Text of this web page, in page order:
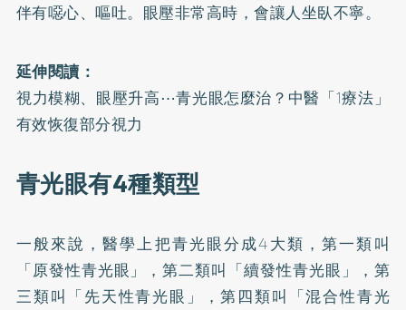
伴有噁心、嘔吐。眼壓非常高時，會讓人坐臥不寧。
延伸閱讀：
視力模糊、眼壓升高⋯青光眼怎麼治？中醫「1療法」
有效恢復部分視力
青光眼有4種類型
一般來說，醫學上把青光眼分成4大類，第一類叫
「原發性青光眼」，第二類叫「續發性青光眼」，第
三類叫「先天性青光眼」，第四類叫「混合性青光